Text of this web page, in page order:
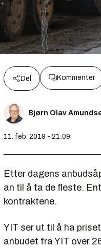
Del Kommenter
Bjørn Olav
11. feb. 2019 - 21:09
Etter dagens
an til å ta de fleste.
kontraktene.
YIT ser ut til å ha
anbudet fra YIT over